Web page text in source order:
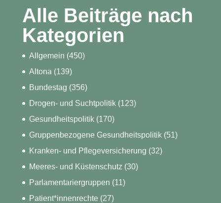
Alle Beiträge nach
Kategorien
Allgemein (450)
Altona (139)
Bundestag (356)
Drogen- und Suchtpolitik(123)
Gesundheitspolitik(170)
Gruppenbezogene Gesundheitspolitik(51)
Kranken- und Pflegeversicherung (32)
Meeres- und Küstenschutz (30)
Parlamentariergruppen (11)
Patient*innenrechte(27)